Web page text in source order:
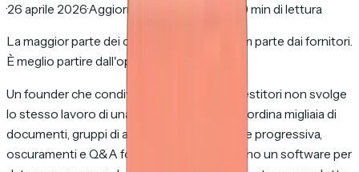
·26 aprile 2026·Aggiornato il 15 luglio 2026 9 min di lettura
La maggior parte dei confronti tra data room parte dai fornitori.
È meglio partire dall'operazione.
Un founder che condivide 25 file con gli investitori non svolge
lo stesso lavoro di una banca d'affari che coordina migliaia di
documenti, gruppi di acquirenti, divulgazione progressiva,
oscuramenti e Q&A formali. Entrambi cercano un software per